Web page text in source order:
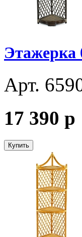
Этажерка
Арт.
17 390 p
Купить